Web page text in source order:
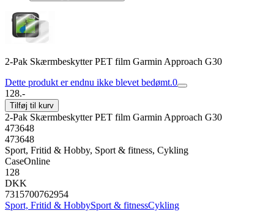
2-Pak Skærmbeskytter PET film Garmin Approach G30
Dette produkt er endnu ikke blevet bedømt.0
128.-
Tilføj til kurv
2-Pak Skærmbeskytter PET film Garmin Approach G30
473648
473648
Sport, Fritid & Hobby, Sport & fitness, Cykling
CaseOnline
128
DKK
7315700762954
Sport, Fritid & HobbySport & fitnessCykling